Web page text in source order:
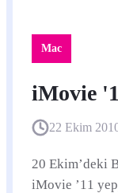
Mac
iMovie
22 Ekim
20 Ekim’deki
iMovie ’11